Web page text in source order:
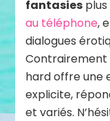
fantasies
au téléphone,
dialogues
Contrairement
hard offre une
explicite,
et variés.